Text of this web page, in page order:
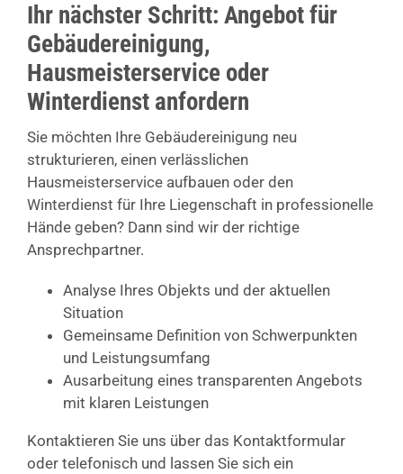
Ihr nächster Schritt: Angebot für
Gebäudereinigung,
Hausmeisterservice oder
Winterdienst anfordern
Sie möchten Ihre Gebäudereinigung neu
strukturieren, einen verlässlichen
Hausmeisterservice aufbauen oder den
Winterdienst für Ihre Liegenschaft in professionelle
Hände geben? Dann sind wir der richtige
Ansprechpartner.
Analyse Ihres Objekts und der aktuellen
Situation
Gemeinsame Definition von Schwerpunkten
und Leistungsumfang
Ausarbeitung eines transparenten Angebots
mit klaren Leistungen
Kontaktieren Sie uns über das Kontaktformular
oder telefonisch und lassen Sie sich ein